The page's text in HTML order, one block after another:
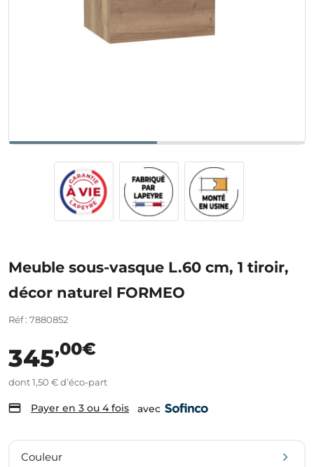
Meuble sous-vasque L.60 cm, 1 tiroir,
décor naturel FORMEO
Réf : 7880852
345,00€
dont 1,50 € d’éco-part
Payer en 3 ou 4 fois avec
Couleur